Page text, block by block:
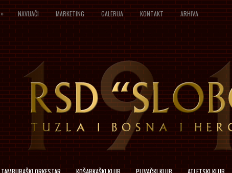
» NAVIJAČI MARKETING GALERIJA KONTAKT ARHIVA